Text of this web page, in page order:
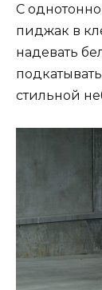
С
пиджак в
надевать
стильной